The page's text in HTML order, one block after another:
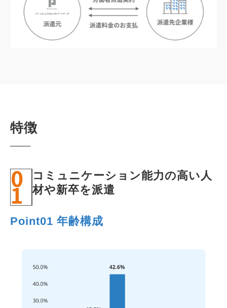
特徴
0
1
コミュニケーション能力の高い人
材や新卒を派遣
Point01 年齢構成